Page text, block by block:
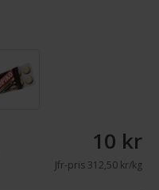
10 kr
Jfr-pris312,50 kr/kg